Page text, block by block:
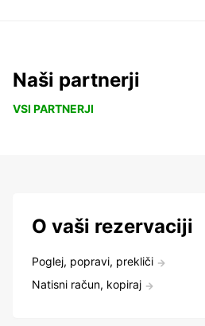
Naši partnerji
VSI PARTNERJI
O vaši rezervaciji
Poglej, popravi, prekliči
Natisni račun, kopiraj